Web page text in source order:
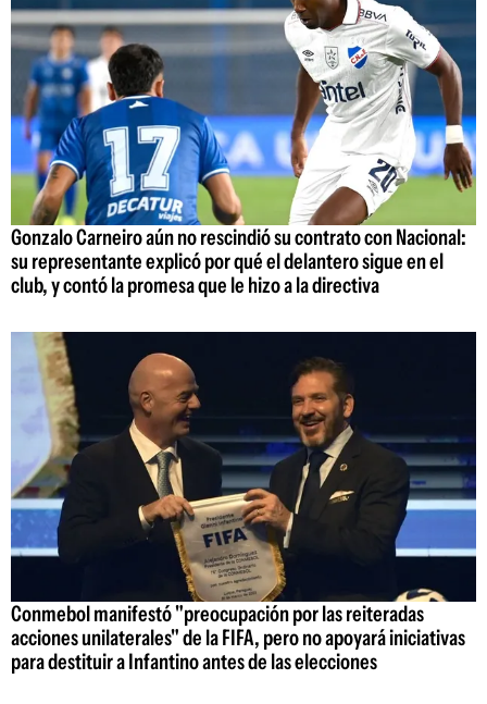
Gonzalo Carneiro aún no rescindió su contrato con Nacional:
su representante explicó por qué el delantero sigue en el
club, y contó la promesa que le hizo a la directiva
Conmebol manifestó "preocupación por las reiteradas
acciones unilaterales" de la FIFA, pero no apoyará iniciativas
para destituir a Infantino antes de las elecciones